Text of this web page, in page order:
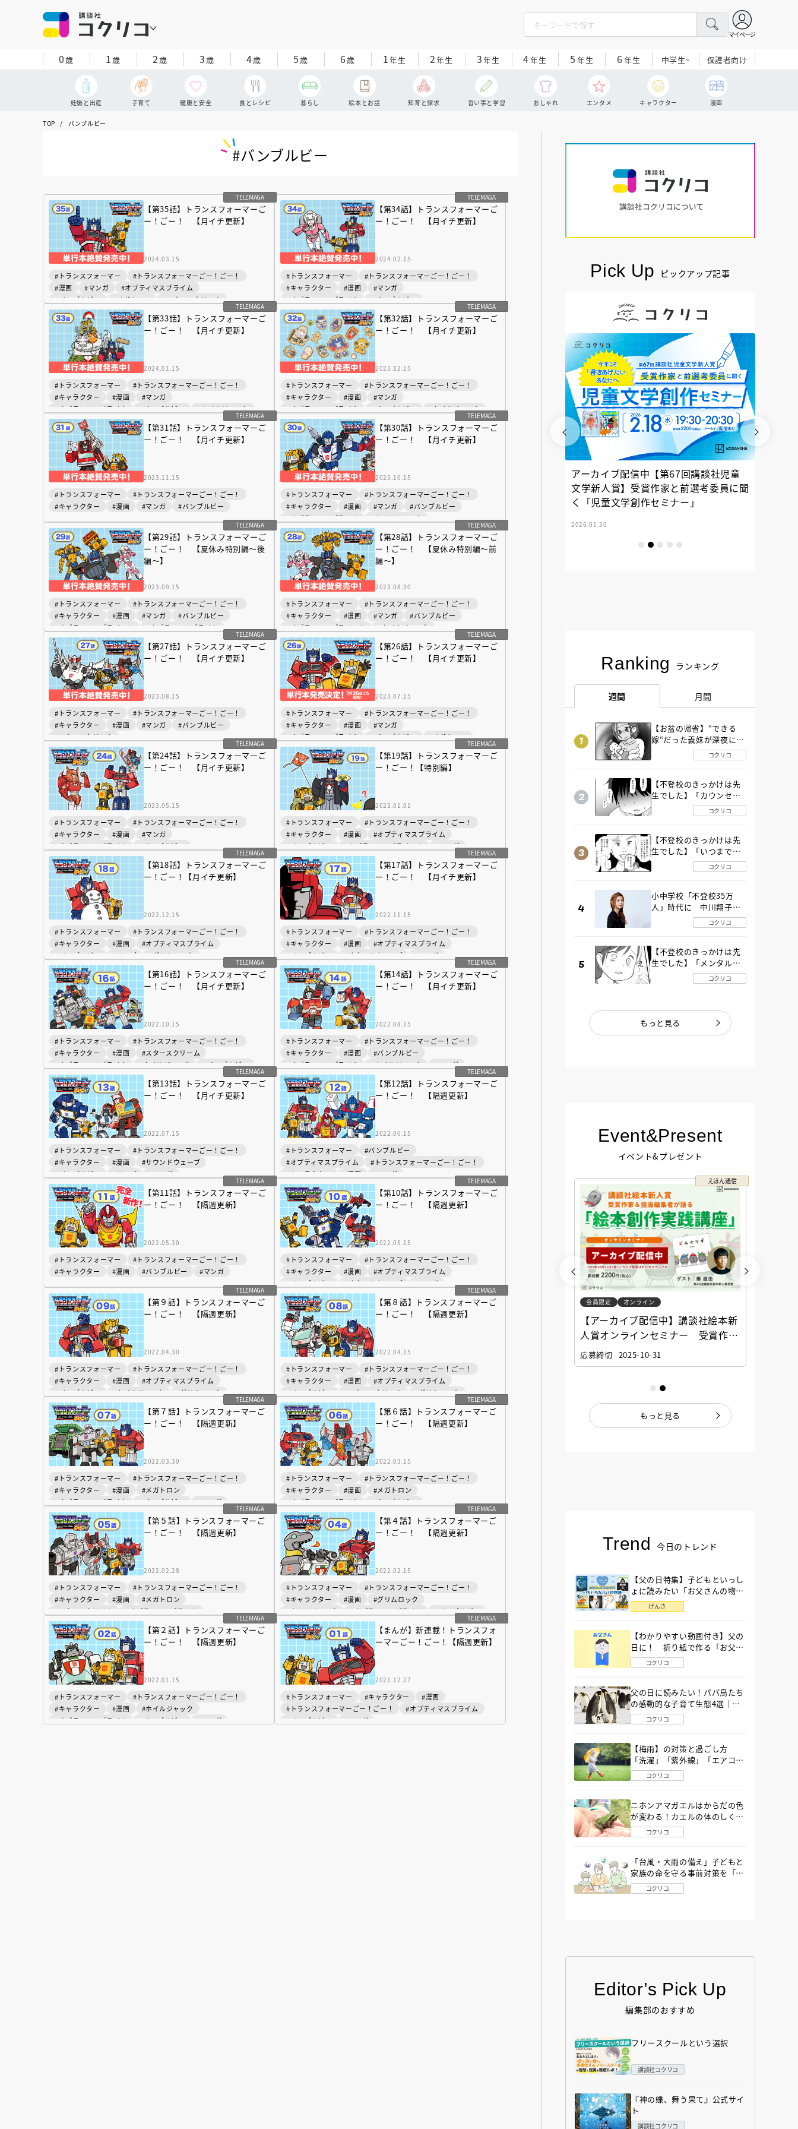
マイページ
0歳 1歳 2歳 3歳 4歳 5歳 6歳 1年生 2年生 3年生 4年生 5 年生 6年生 中学生~ 保護者向け
妊娠と出産 子育て 健康と安全 食とレシピ 暮らし 絵本とお話 知育と探求 習い事と学習 おしゃれ エンタメ キャラクター 漫画
TOP バンブルビー
#バンブルビー
TELEMAGA
【第35話】トランスフォーマーご
ー！ごー！ 【月イチ更新】
2024.03.15
#トランスフォーマー
#トランスフォーマーごー！ごー！
#漫画
#マンガ
#オプティマスプライム
#バンブルビー
#メガトロン #スタースクリーム
TELEMAGA
【第34話】トランスフォーマーご
ー！ごー！ 【月イチ更新】
2024.02.15
#トランスフォーマー
#トランスフォーマーごー！ごー！
#キャラクター
#漫画
#マンガ
#オプティマスプライム
#バンブルビー
#サウンドウェーブ
#ジャズ
TELEMAGA
【第33話】トランスフォーマーご
ー！ごー！ 【月イチ更新】
2024.01.15
#トランスフォーマー
#トランスフォーマーごー！ごー！
#キャラクター
#漫画
#マンガ
#オプティマスプライム
#バンブルビー
#ホイルジャック
#グリムロック
#ジャズ
TELEMAGA
【第32話】トランスフォーマーご
ー！ごー！ 【月イチ更新】
2023.12.15
#トランスフォーマー
#トランスフォーマーごー！ごー！
#キャラクター
#漫画
#マンガ
#オプティマスプライム
#バンブルビー
#ホイルジャック
#グリムロック
#ジャズ
#スタースクリーム
#サウンドウェーブ
TELEMAGA
【第31話】トランスフォーマーご
ー！ごー！ 【月イチ更新】
2023.11.15
#トランスフォーマー
#トランスフォーマーごー！ごー！
#キャラクター
#漫画 #マンガ #バンブルビー
TELEMAGA
【第30話】トランスフォーマーご
ー！ごー！ 【月イチ更新】
2023.10.15
#トランスフォーマー
#トランスフォーマーごー！ごー！
#キャラクター
#漫画 #マンガ
#バンブルビー
#オプティマスプライム
#ホイルジャック
TELEMAGA
【第29話】トランスフォーマーご
ー！ごー！ 【夏休み特別編〜後
編〜】
2023.09.15
#トランスフォーマー
#トランスフォーマーごー！ごー！
#キャラクター
#漫画 #マンガ
#バンブルビー
#オプティマスプライマル
#オプティマスプライム
#ホイルジャック
TELEMAGA
【第28話】トランスフォーマーご
ー！ごー！ 【夏休み特別編〜前
編〜】
2023.08.30
#トランスフォーマー
#トランスフォーマーごー！ごー！
#キャラクター
#漫画 #マンガ
#バンブルビー
#オプティマスプライマル
#ホイルジャック
TELEMAGA
【第27話】トランスフォーマーご
ー！ごー！ 【月イチ更新】
2023.08.15
#トランスフォーマー
#トランスフォーマーごー！ごー！
#キャラクター
#漫画 #マンガ
#バンブルビー
#スタースクリーム
TELEMAGA
【第26話】トランスフォーマーご
ー！ごー！ 【月イチ更新】
2023.07.15
#トランスフォーマー
#トランスフォーマーごー！ごー！
#キャラクター
#漫画
#マンガ
#オプティマスプライム
#バンブルビー
#メガトロン
#ジャズ
#ホイルジャック
#サウンドウェーブ
#グリムロック
#オプティマスプライマル
TELEMAGA
【第24話】トランスフォーマーご
ー！ごー！ 【月イチ更新】
2023.05.15
#トランスフォーマー
#トランスフォーマーごー！ごー！
#キャラクター
#漫画
#マンガ
#オプティマスプライム
#バンブルビー
#スタースクリーム
TELEMAGA
【第19話】トランスフォーマーご
ー！ごー！【特別編】
2023.01.01
#トランスフォーマー
#トランスフォーマーごー！ごー！
#キャラクター
#漫画
#オプティマスプライム
#バンブルビー
#オプティマスプライマル #マンガ
TELEMAGA
【第18話】トランスフォーマーご
ー！ごー！【月イチ更新】
2022.12.15
#トランスフォーマー
#トランスフォーマーごー！ごー！
#キャラクター
#漫画
#オプティマスプライム
#バンブルビー
#ジャズ
#グリムロック
#ホイルジャック
#マンガ
TELEMAGA
【第17話】トランスフォーマーご
ー！ごー！ 【月イチ更新】
2022.11.15
#トランスフォーマー
#トランスフォーマーごー！ごー！
#キャラクター
#漫画
#オプティマスプライム
#バンブルビー
#サウンドウェーブ #マンガ
TELEMAGA
【第16話】トランスフォーマーご
ー！ごー！ 【月イチ更新】
2022.10.15
#トランスフォーマー
#トランスフォーマーごー！ごー！
#キャラクター
#漫画
#スタースクリーム
#オプティマスプライム
#ホイルジャック
#バンブルビー
#ジャズ
#サウンドウェーブ #マンガ
TELEMAGA
【第14話】トランスフォーマーご
ー！ごー！ 【月イチ更新】
2022.08.15
#トランスフォーマー
#トランスフォーマーごー！ごー！
#キャラクター
#漫画
#バンブルビー
#オプティマスプライム
#ホイルジャック #マンガ
TELEMAGA
【第13話】トランスフォーマーご
ー！ごー！ 【月イチ更新】
2022.07.15
#トランスフォーマー
#トランスフォーマーごー！ごー！
#キャラクター
#漫画
#サウンドウェーブ
#バンブルビー
#ジャズ #マンガ
TELEMAGA
【第12話】トランスフォーマーご
ー！ごー！ 【隔週更新】
2022.06.15
#トランスフォーマー
#バンブルビー
#オプティマスプライム
#トランスフォーマーごー！ごー！
#キャラクター
#漫画 #マンガ
TELEMAGA
【第11話】トランスフォーマーご
ー！ごー！ 【隔週更新】
2022.05.30
#トランスフォーマー
#トランスフォーマーごー！ごー！
#キャラクター
#漫画 #バンブルビー #マンガ
TELEMAGA
【第10話】トランスフォーマーご
ー！ごー！ 【隔週更新】
2022.05.15
#トランスフォーマー
#トランスフォーマーごー！ごー！
#キャラクター
#漫画
#オプティマスプライム
#バンブルビー
#サウンドウェーブ #マンガ
TELEMAGA
【第９話】トランスフォーマーご
ー！ごー！ 【隔週更新】
2022.04.30
#トランスフォーマー
#トランスフォーマーごー！ごー！
#キャラクター
#漫画
#オプティマスプライム
#バンブルビー
#ホイルジャック
#グリムロック
#マンガ
TELEMAGA
【第８話】トランスフォーマーご
ー！ごー！ 【隔週更新】
2022.04.15
#トランスフォーマー
#トランスフォーマーごー！ごー！
#キャラクター
#漫画
#オプティマスプライム
#バンブルビー
#スタースクリーム
#グリムロック
#マンガ
TELEMAGA
【第７話】トランスフォーマーご
ー！ごー！ 【隔週更新】
2022.03.30
#トランスフォーマー
#トランスフォーマーごー！ごー！
#キャラクター
#漫画
#メガトロン
#オプティマスプライム
#バンブルビー #マンガ
TELEMAGA
【第６話】トランスフォーマーご
ー！ごー！ 【隔週更新】
2022.03.15
#トランスフォーマー
#トランスフォーマーごー！ごー！
#キャラクター
#漫画
#メガトロン
#オプティマスプライム
#バンブルビー
#スタースクリーム
#マンガ
TELEMAGA
【第５話】トランスフォーマーご
ー！ごー！ 【隔週更新】
2022.02.28
#トランスフォーマー
#トランスフォーマーごー！ごー！
#キャラクター
#漫画
#メガトロン
#スタースクリーム
#オプティマスプライム
#バンブルビー
#マンガ
TELEMAGA
【第４話】トランスフォーマーご
ー！ごー！ 【隔週更新】
2022.02.15
#トランスフォーマー
#トランスフォーマーごー！ごー！
#キャラクター
#漫画
#グリムロック
#ホイルジャック
#オプティマスプライム
#バンブルビー
#マンガ
TELEMAGA
【第２話】トランスフォーマーご
ー！ごー！ 【隔週更新】
2022.01.15
#トランスフォーマー
#トランスフォーマーごー！ごー！
#キャラクター
#漫画
#ホイルジャック
#オプティマスプライム
#バンブルビー #マンガ
TELEMAGA
【まんが】新連載！トランスフォ
ーマーごー！ごー！【隔週更新】
2021.12.27
#トランスフォーマー #キャラクター
#漫画
#トランスフォーマーごー！ごー！
#オプティマスプライム
#バンブルビー
#マンガ
Pick Up ピックアップ記事
『NO.６再会』（あさのあつこ）特設サ
イト ＃４ 2026年９月30日発売決定！
2025.02.17
フリースクールという選択
2026.03.31
アーカイブ配信中【第67回講談社児童
文学新人賞】受賞作家と前選考委員に聞
く「児童文学創作セミナー」
2026.01.30
Ranking ランキング
週間 月間
【お盆の帰省】“できる
嫁“だった義妹が深夜に
SOS！ エアコンなし・
肉禁止の義実家ルールに
コクリコ
【不登校のきっかけは先
生でした】「カウンセリ
ングの時間」生徒の情報
をバラしたのは…《第２
コクリコ
【不登校のきっかけは先
生でした】「いつまで休
むんですか？」追い詰め
られる母と息子《第６
コクリコ
小中学校「不登校35万
人」時代に 中川翔子さ
んが審査委員長「不登校
生動画甲子園 2026」が開
コクリコ
【不登校のきっかけは先
生でした】「メンタルが
ヤバいの？」教室で始ま
った悪ふざけ《第３話》
コクリコ
もっと見る
Event&Present
イベント&プレゼント
えほん通信
会員限定 オンライン
【アーカイブ配信中】講談社絵本新
人賞オンラインセミナー 受賞作家
と担当編集者が語る「絵本創作実践
講座」
2025-10-31
会員限定 オンライン
アーカイブ配信中【第67回講談社児
員に聞く「児童文学創作セミナー」
えほん通信
会員限定 オンライン
【アーカイブ配信中】講談社絵本新
人賞オンラインセミナー 受賞作家
と担当編集者が語る「絵本創作実践
講座」
応募締切 2025-10-31
もっと見る
Trend 今日のトレンド
【父の日特集】子どもといっし
ょに読みたい「お父さんの物
語」６選
げんき
【わかりやすい動画付き】父の
日に！ 折り紙で作る「お父さ
ん」の簡単な折り方
コクリコ
父の日に読みたい！パパ鳥たち
の感動的な子育て生態4選｜図
鑑MOVE
コクリコ
【梅雨】の対策と過ごし方
「洗濯」「紫外線」「エアコ
ン」「ゲリラ豪雨」…〔気象予
報士が完全ガイド〕
コクリコ
ニホンアマガエルはからだの色
が変わる！カエルの体のしくみ
から両生類の特ちょうまで図鑑
MOVEが解説！
コクリコ
「台風・大雨の備え」子どもと
家族の命を守る事前対策を「防
災アドバイザー」が解説
コクリコ
Editor’s Pick Up
編集部のおすすめ
フリースクールという選択
講談社コクリコ
『神の蝶、舞う果て』公式サイ
ト
講談社コクリコ